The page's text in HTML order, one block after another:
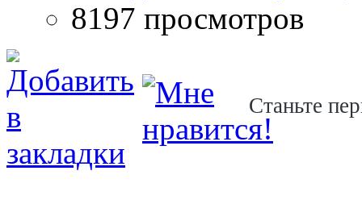
8197 просмотров
Станьте